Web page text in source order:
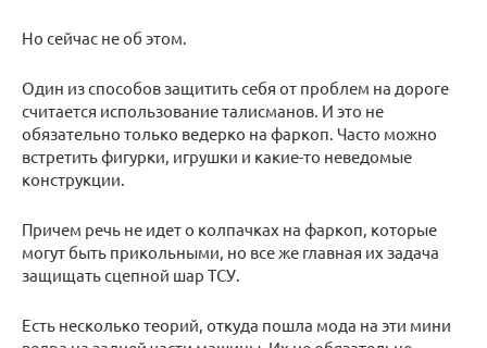
Но сейчас не об этом.
Один из способов защитить себя от проблем на дороге
считается использование талисманов. И это не
обязательно только ведерко на фаркоп. Часто можно
встретить фигурки, игрушки и какие-то неведомые
конструкции.
Причем речь не идет о колпачках на фаркоп, которые
могут быть прикольными, но все же главная их задача
защищать сцепной шар ТСУ.
Есть несколько теорий, откуда пошла мода на эти мини